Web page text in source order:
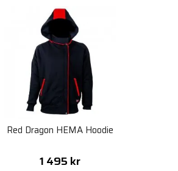
Red Dragon HEMA Hoodie
1 495 kr